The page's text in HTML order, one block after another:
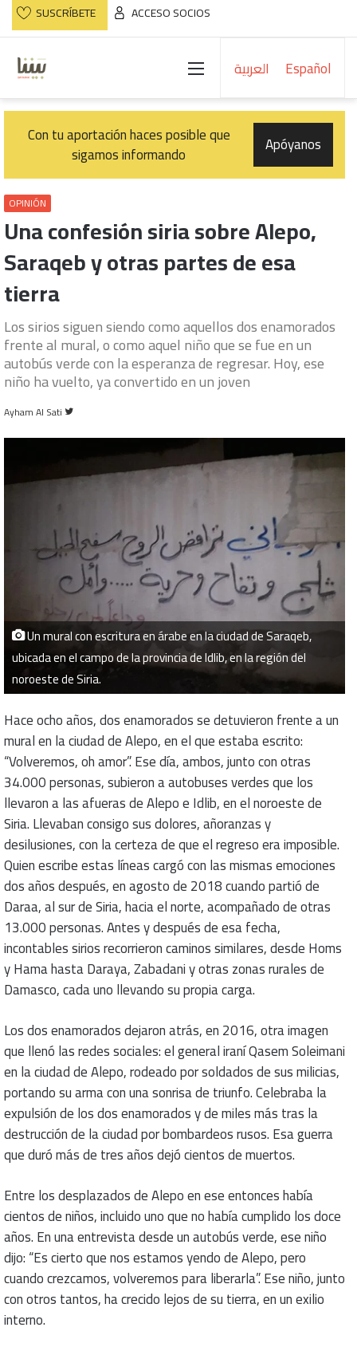
SUSCRÍBETE ACCESO SOCIOS
العربية Español
Menú
Con tu aportación haces posible que
sigamos informando Apóyanos
OPINIÓN
Una confesión siria sobre Alepo,
Saraqeb y otras partes de esa
tierra
Los sirios siguen siendo como aquellos dos enamorados
frente al mural, o como aquel niño que se fue en un
autobús verde con la esperanza de regresar. Hoy, ese
niño ha vuelto, ya convertido en un joven
Ayham Al Sati
Follow
Un mural con escritura en árabe en la ciudad de Saraqeb,
ubicada en el campo de la provincia de Idlib, en la región del
noroeste de Siria.
Hace ocho años, dos enamorados se detuvieron frente a un
mural en la ciudad de Alepo, en el que estaba escrito:
“Volveremos, oh amor”. Ese día, ambos, junto con otras
34.000 personas, subieron a autobuses verdes que los
llevaron a las afueras de Alepo e Idlib, en el noroeste de
Siria. Llevaban consigo sus dolores, añoranzas y
desilusiones, con la certeza de que el regreso era imposible.
Quien escribe estas líneas cargó con las mismas emociones
dos años después, en agosto de 2018 cuando partió de
Daraa, al sur de Siria, hacia el norte, acompañado de otras
13.000 personas. Antes y después de esa fecha,
incontables sirios recorrieron caminos similares, desde Homs
y Hama hasta Daraya, Zabadani y otras zonas rurales de
Damasco, cada uno llevando su propia carga.
Los dos enamorados dejaron atrás, en 2016, otra imagen
que llenó las redes sociales: el general iraní Qasem Soleimani
en la ciudad de Alepo, rodeado por soldados de sus milicias,
portando su arma con una sonrisa de triunfo. Celebraba la
expulsión de los dos enamorados y de miles más tras la
destrucción de la ciudad por bombardeos rusos. Esa guerra
que duró más de tres años dejó cientos de muertos.
Entre los desplazados de Alepo en ese entonces había
cientos de niños, incluido uno que no había cumplido los doce
años. En una entrevista desde un autobús verde, ese niño
dijo: “Es cierto que nos estamos yendo de Alepo, pero
cuando crezcamos, volveremos para liberarla”. Ese niño, junto
con otros tantos, ha crecido lejos de su tierra, en un exilio
interno.